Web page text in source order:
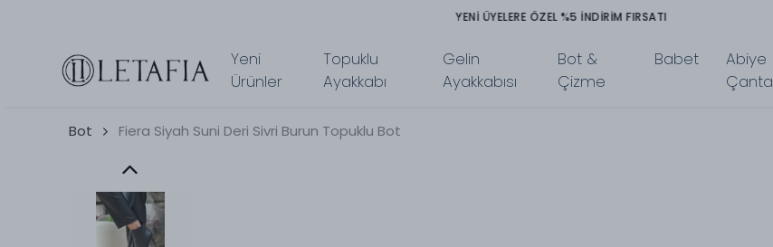
TÜM ÜRÜNLERDE PEŞİN FİYATINA 3 TAKSİT İMKANI
Yeni
Ürünler
Topuklu
Ayakkabı
Gelin
Ayakkabısı
Bot &
Çizme
Babet
Abiye
Çanta
Bot Fiera Siyah Suni Deri Sivri Burun Topuklu Bot